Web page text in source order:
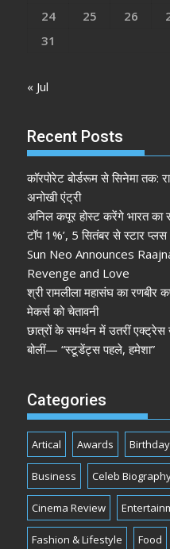
24
25 26
31
« Jul
Recent Posts
कॉरपोरेट बोर्डरूम से सिनेमा तक:
अनोखी एंट्री
अनिल कपूर होस्ट करेंगे भारत का
टॉप 1%’, 5 सितंबर से स्टार प्लस
Sun Neo Announces
Revenge and Love
श्री रामलीला महासंघ का रणबीर
मेकर्स को चेतावनी
छात्रों के समर्थन में उतरीं एक्ट्रेस
बोलीं— “स्टूडेंट्स पहले, हमेशा”
Categories
Artical Awards Birthday
Business Celeb
Cinema Review
Fashion & Lifestyle Food